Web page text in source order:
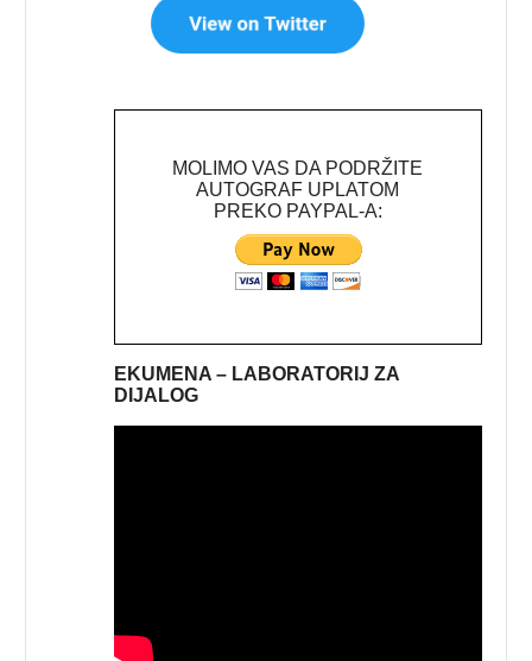
MOLIMO VAS DA PODRŽITE
AUTOGRAF UPLATOM
PREKO PAYPAL-A:
EKUMENA – LABORATORIJ ZA
DIJALOG